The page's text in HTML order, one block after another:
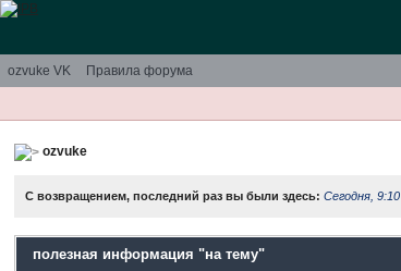
ozvuke VK Правила форума
ozvuke
С возвращением, последний раз вы были здесь:Сегодня, 9:10
полезная информация "на тему"